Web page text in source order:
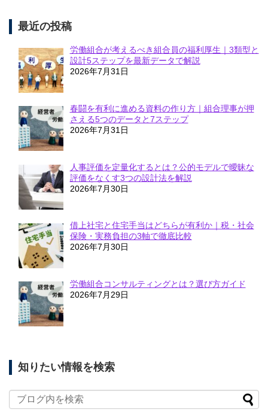
最近の投稿
労働組合が考えるべき組合員の福利厚生｜3類型と
設計5ステップを最新データで解説
2026年7月31日
春闘を有利に進める資料の作り方｜組合理事が押
さえる5つのデータと7ステップ
2026年7月31日
人事評価を定量化するとは？公的モデルで曖昧な
評価をなくす3つの設計法を解説
2026年7月30日
借上社宅と住宅手当はどちらが有利か｜税・社会
保険・実務負担の3軸で徹底比較
2026年7月30日
労働組合コンサルティングとは？選び方ガイド
2026年7月29日
知りたい情報を検索